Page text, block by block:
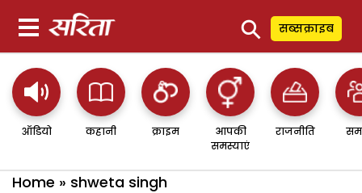
⚲ सब्सक्राइब
ऑडियो कहानी क्राइम
आपकी
समस्याएं
राजनीति
Home » shweta singh